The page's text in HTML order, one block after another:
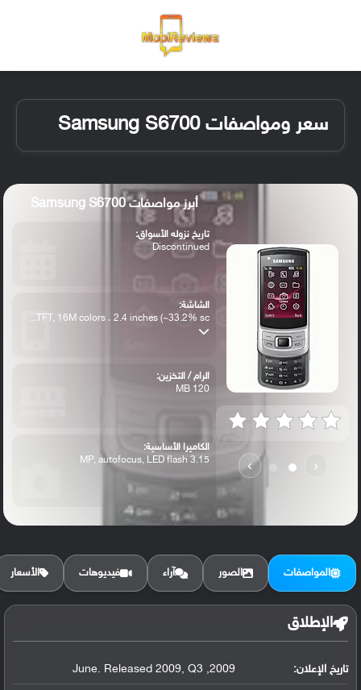
سعر ومواصفات Samsung S6700
‹
›
أبرز مواصفات Samsung S6700
تاريخ نزوله الأسواق:
Discontinued
الشاشة:
TFT, 16M colors ، 2.4 inches (~33.2% sc...
الرام / التخزين:
120 MB
الكاميرا الأساسية:
3.15 MP, autofocus, LED flash
المواصفات الصور آراء فيديوهات الأسعار
الإطلاق
تاريخ الإعلان: 2009, June. Released 2009, Q3